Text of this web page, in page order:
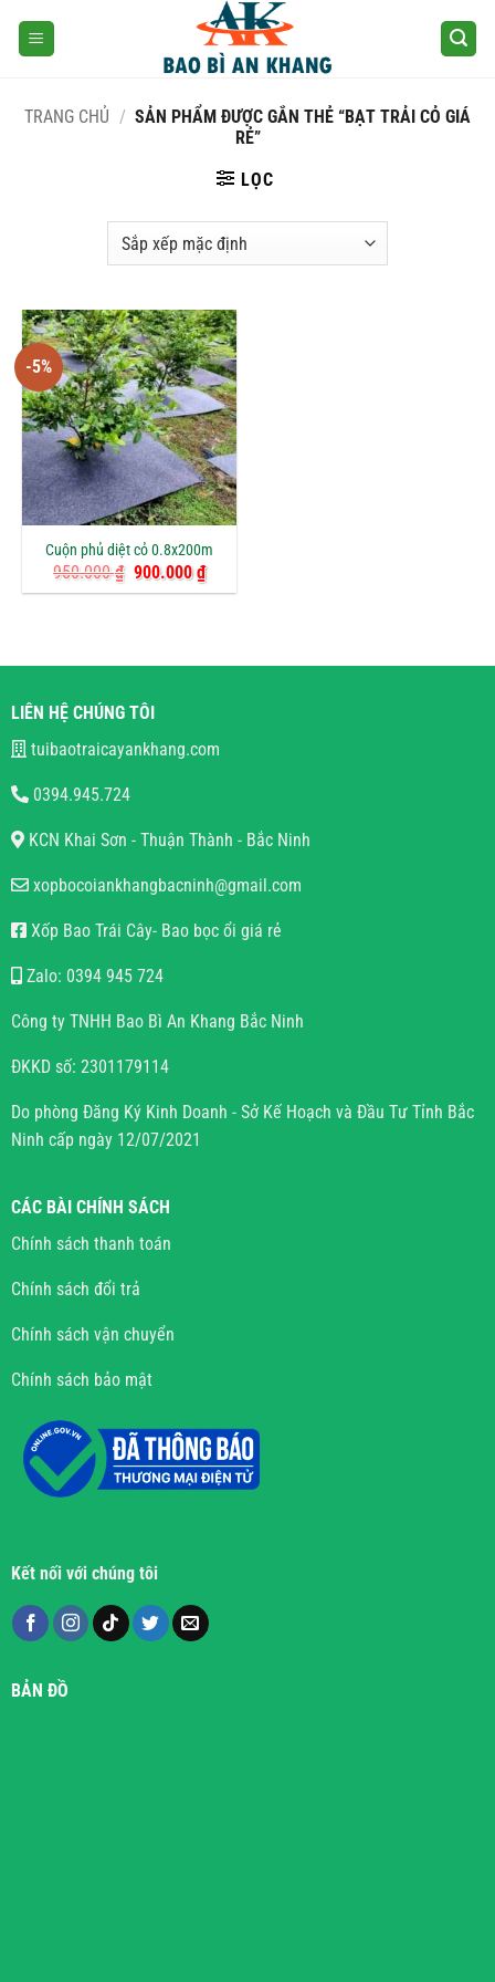
TRANG CHỦ / SẢN PHẨM ĐƯỢC GẮN THẺ “BẠT TRẢI CỎ GIÁ
RẺ”
LỌC
-5%
Cuộn phủ diệt cỏ 0.8x200m
950.000₫ Giá
gốc
900.000₫Giá
hiện
LIÊN HỆ CHÚNG TÔI
tuibaotraicayankhang.com
0394.945.724
KCN Khai Sơn - Thuận Thành - Bắc Ninh
xopbocoiankhangbacninh@gmail.com
Xốp Bao Trái Cây- Bao bọc ổi giá rẻ
Zalo: 0394 945 724
Công ty TNHH Bao Bì An Khang Bắc Ninh
ĐKKD số: 2301179114
Do phòng Đăng Ký Kinh Doanh - Sở Kế Hoạch và Đầu Tư Tỉnh Bắc
Ninh cấp ngày 12/07/2021
CÁC BÀI CHÍNH SÁCH
Chính sách thanh toán
Chính sách đổi trả
Chính sách vận chuyển
Chính sách bảo mật
Kết nối với chúng tôi
BẢN ĐỒ